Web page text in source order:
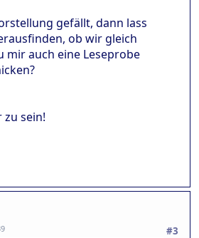
gefällt, dann lass
ob wir gleich
mir auch eine Leseprobe
sein!
#3